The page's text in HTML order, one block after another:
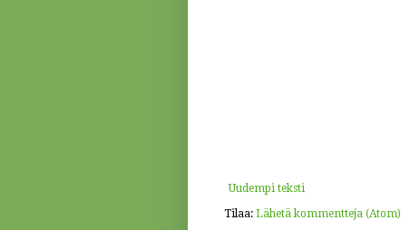
Uudempi teksti
Tilaa: Lähetä kommentteja (Atom)